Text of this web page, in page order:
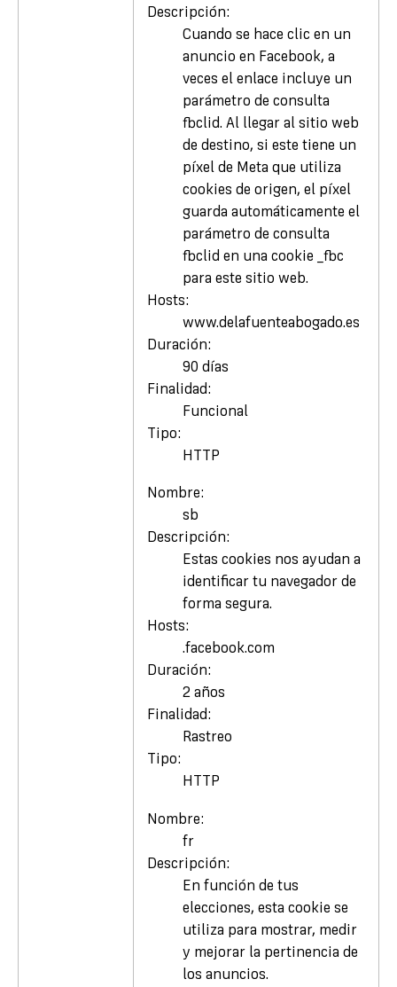
Descripción:
Cuando se hace clic en un
anuncio en Facebook, a
veces el enlace incluye un
parámetro de consulta
fbclid. Al llegar al sitio web
de destino, si este tiene un
píxel de Meta que utiliza
cookies de origen, el píxel
guarda automáticamente el
parámetro de consulta
fbclid en una cookie _fbc
para este sitio web.
Hosts:
www.delafuenteabogado.es
Duración:
90 días
Finalidad:
Funcional
Tipo:
HTTP
Nombre:
sb
Descripción:
Estas cookies nos ayudan a
identificar tu navegador de
forma segura.
Hosts:
.facebook.com
Duración:
2 años
Finalidad:
Rastreo
Tipo:
HTTP
Nombre:
fr
Descripción:
En función de tus
elecciones, esta cookie se
utiliza para mostrar, medir
y mejorar la pertinencia de
los anuncios.